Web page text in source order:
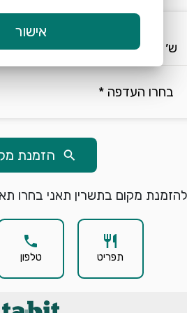
ש׳ 8/8 19:00
בחרו העדפה *
search הזמנת
להזמנת מקום בתשרין תאני בחרו
restaurant
תפריט
phone
טלפון
אישור